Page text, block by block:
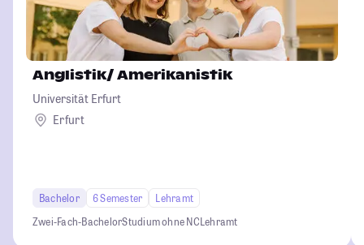
Anglistik/ Amerikanistik
Universität Erfurt
Erfurt
Bachelor 6 Semester
Lehramt
Zwei-Fach-BachelorStudium ohne NCLehramt